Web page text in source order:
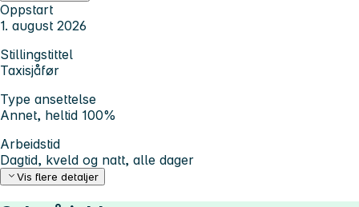
Oppstart
1. august 2026
Stillingstittel
Taxisjåfør
Type ansettelse
Annet, heltid 100%
Arbeidstid
Dagtid, kveld og natt, alle dager
Vis flere detaljer